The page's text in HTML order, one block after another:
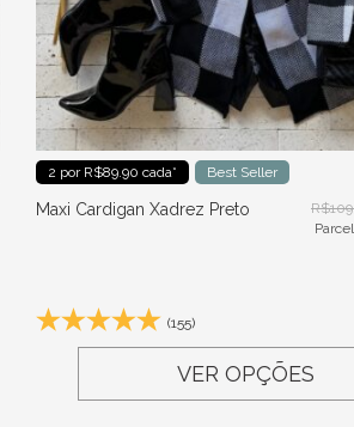
2 por R$89.90 cada* Best Seller
Maxi Cardigan Xadrez Preto R$
(155)
VER OPÇÕES